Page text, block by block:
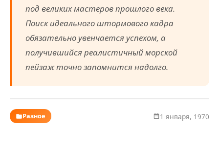
под великих мастеров прошлого века.
Поиск идеального штормового кадра
обязательно увенчается успехом, а
получившийся реалистичный морской
пейзаж точно запомнится надолго.
Разное 1 января, 1970